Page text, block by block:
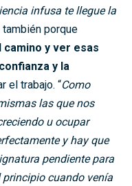
infusa te llegue la
también porque
y ver esas
y la
el trabajo. “Como
las que nos
u ocupar
y hay que
pendiente para
principio cuando venía